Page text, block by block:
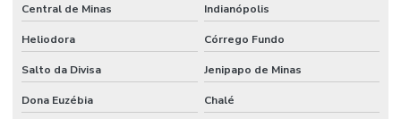
Central de Minas Indianópolis
Heliodora Córrego Fundo
Salto da Divisa Jenipapo de Minas
Dona Euzébia Chalé